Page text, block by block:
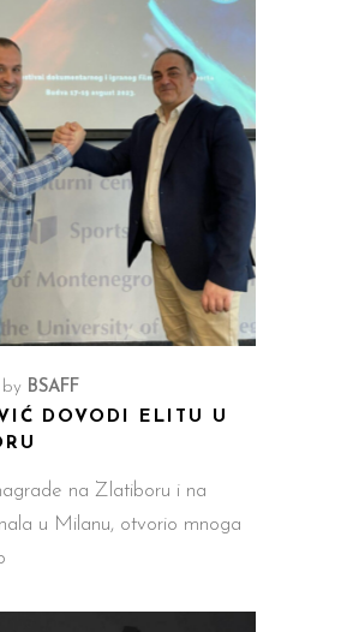
by BSAFF
DOVODI ELITU U
na Zlatiboru i na
u Milanu, otvorio mnoga